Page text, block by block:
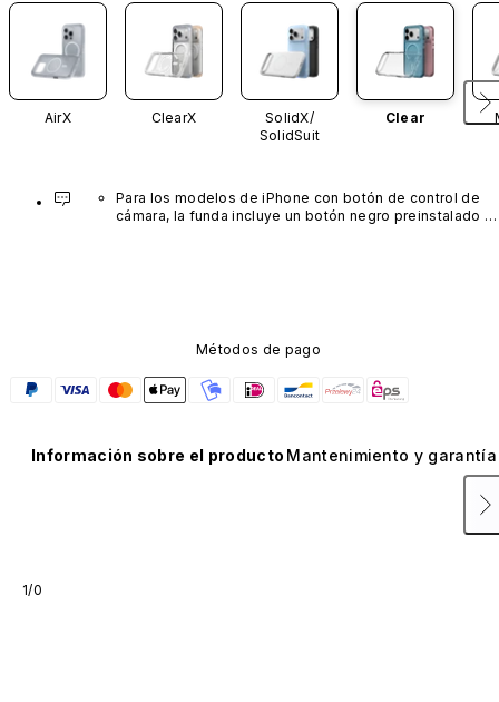
AirX ClearX
SolidX/
SolidSuit
Clear
Para los modelos de iPhone con botón de control de
cámara, la funda incluye un botón negro preinstalado
Métodos de pago
Información sobre el producto Mantenimiento y garantía
1/0